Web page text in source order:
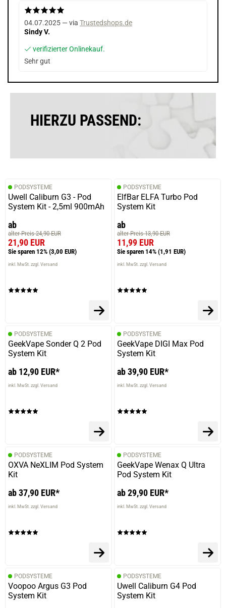
04.07.2025 — via Trustedshops.de
Sindy V.
verifizierter Onlinekauf.
Sehr gut
HIERZU PASSEND:
PODSYSTEME
Uwell Caliburn G3 - Pod
System Kit - 2,5ml 900mAh
ab
alter Preis 24,90 EUR
21,90 EUR
Sie sparen 12% (3,00 EUR)
inkl. MwSt. zzgl. Versand
PODSYSTEME
ElfBar ELFA Turbo Pod
System Kit
ab
alter Preis 13,90 EUR
11,99 EUR
Sie sparen 14% (1,91 EUR)
inkl. MwSt. zzgl. Versand
PODSYSTEME
GeekVape Sonder Q 2 Pod
System Kit
ab 12,90 EUR*
inkl. MwSt. zzgl. Versand
PODSYSTEME
GeekVape DIGI Max Pod
System Kit
ab 39,90 EUR*
inkl. MwSt. zzgl. Versand
PODSYSTEME
OXVA NeXLIM Pod System
Kit
ab 37,90 EUR*
inkl. MwSt. zzgl. Versand
PODSYSTEME
GeekVape Wenax Q Ultra
Pod System Kit
ab 29,90 EUR*
inkl. MwSt. zzgl. Versand
PODSYSTEME
Voopoo Argus G3 Pod
System Kit
PODSYSTEME
Uwell Caliburn G4 Pod
System Kit